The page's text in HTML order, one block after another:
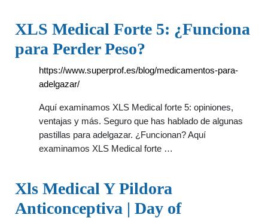
XLS Medical Forte 5: ¿Funciona
para Perder Peso?
https://www.superprof.es/blog/medicamentos-para-
adelgazar/
Aquí examinamos XLS Medical forte 5: opiniones,
ventajas y más. Seguro que has hablado de algunas
pastillas para adelgazar. ¿Funcionan? Aquí
examinamos XLS Medical forte …
Xls Medical Y Pildora
Anticonceptiva | Day of